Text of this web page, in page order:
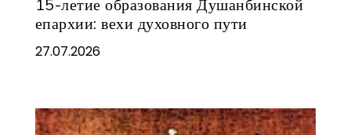
15-летие образования Душанбинской
епархии: вехи духовного пути
27.07.2026